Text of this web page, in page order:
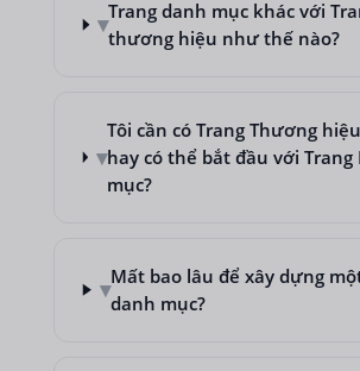
▾Trang danh mục khác với
thương hiệu như thế nào?
▾
Tôi cần có Trang Thương
hay có thể bắt đầu với Trang
mục?
▾Mất bao lâu để xây dựng
danh mục?